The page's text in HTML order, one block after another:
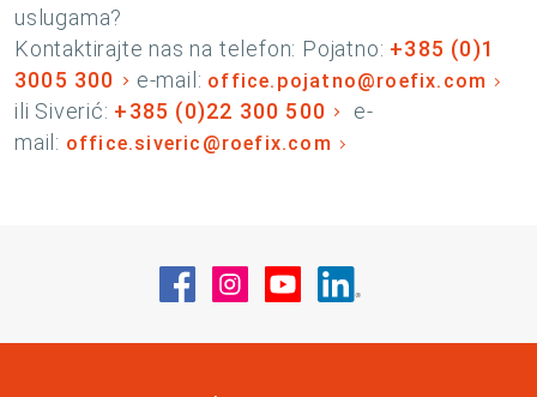
uslugama?
Kontaktirajte nas na telefon: Pojatno: +385 (0)1
3005 300
e-mail: office.pojatno@roefix.com
ili Siverić: +385 (0)22 300 500
e-
mail: office.siveric@roefix.com
Posjetite nas na Facebook
Posjetite nas na Instagram
Posjetite nas na